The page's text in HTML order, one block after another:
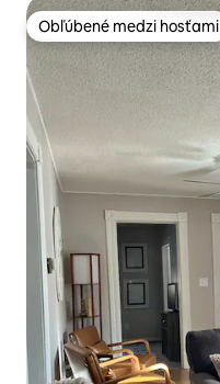
Obľúbené medzi hosťami
Obľúbené medzi hosťami